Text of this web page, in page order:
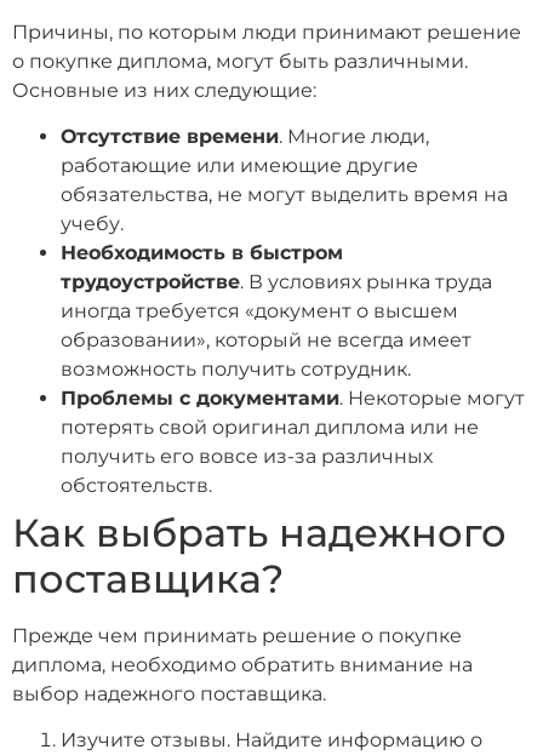
Причины, по которым люди принимают решение
о покупке диплома, могут быть различными.
Основные из них следующие:
Отсутствие времени. Многие люди,
работающие или имеющие другие
обязательства, не могут выделить время на
учебу.
Необходимость в быстром
трудоустройстве. В условиях рынка труда
иногда требуется «документ о высшем
образовании», который не всегда имеет
возможность получить сотрудник.
Проблемы с документами. Некоторые могут
потерять свой оригинал диплома или не
получить его вовсе из-за различных
обстоятельств.
Как выбрать надежного
поставщика?
Прежде чем принимать решение о покупке
диплома, необходимо обратить внимание на
выбор надежного поставщика.
Изучите отзывы. Найдите информацию о